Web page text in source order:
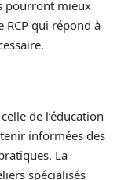
pourront mieux
RCP qui répond à
de l’éducation
informées des
La
spécialisés